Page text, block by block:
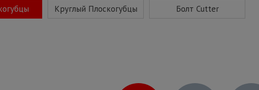
Круглый Плоскогубцы Болт Cutter